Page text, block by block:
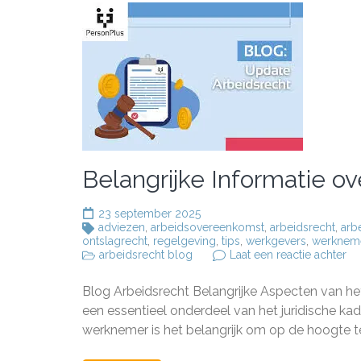
Belangrijke Informatie
23 september 2025
adviezen arbeidsovereenkomst arbeidsrecht
ontslagrecht regelgeving tips werkgevers
arbeidsrecht blog
Laat een reactie achterop
Blog Arbeidsrecht Belangrijke Aspecten van
een essentieel onderdeel van het juridische
werknemer is het belangrijk om op de hoogte